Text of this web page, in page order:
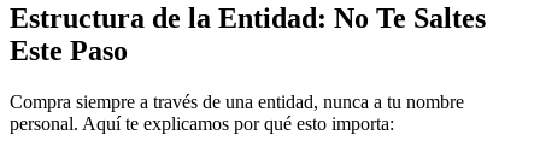
Estructura de la Entidad: No Te Saltes
Este Paso
Compra siempre a través de una entidad, nunca a tu nombre
personal. Aquí te explicamos por qué esto importa: